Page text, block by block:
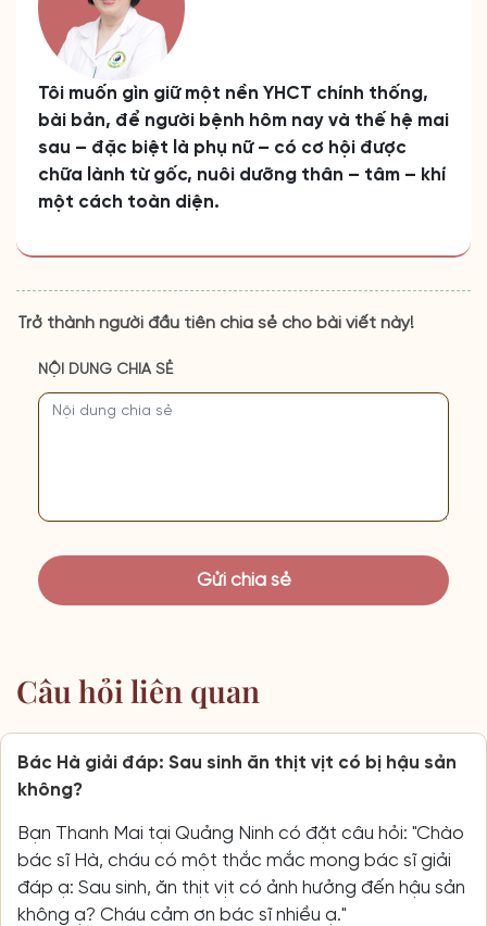
Tôi muốn gìn giữ một nền YHCT chính thống,
bài bản, để người bệnh hôm nay và thế hệ mai
sau – đặc biệt là phụ nữ – có cơ hội được
chữa lành từ gốc, nuôi dưỡng thân – tâm – khí
một cách toàn diện.
Trở thành người đầu tiên chia sẻ cho bài viết này!
NỘI DUNG CHIA SẺ
Câu hỏi liên quan
Bác Hà giải đáp: Sau sinh ăn thịt vịt có bị hậu sản
không?
Bạn Thanh Mai tại Quảng Ninh có đặt câu hỏi: "Chào
bác sĩ Hà, cháu có một thắc mắc mong bác sĩ giải
đáp ạ: Sau sinh, ăn thịt vịt có ảnh hưởng đến hậu sản
không ạ? Cháu cảm ơn bác sĩ nhiều ạ."